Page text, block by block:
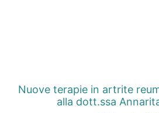
Nuove terapie in artrite
alla dott.ssa